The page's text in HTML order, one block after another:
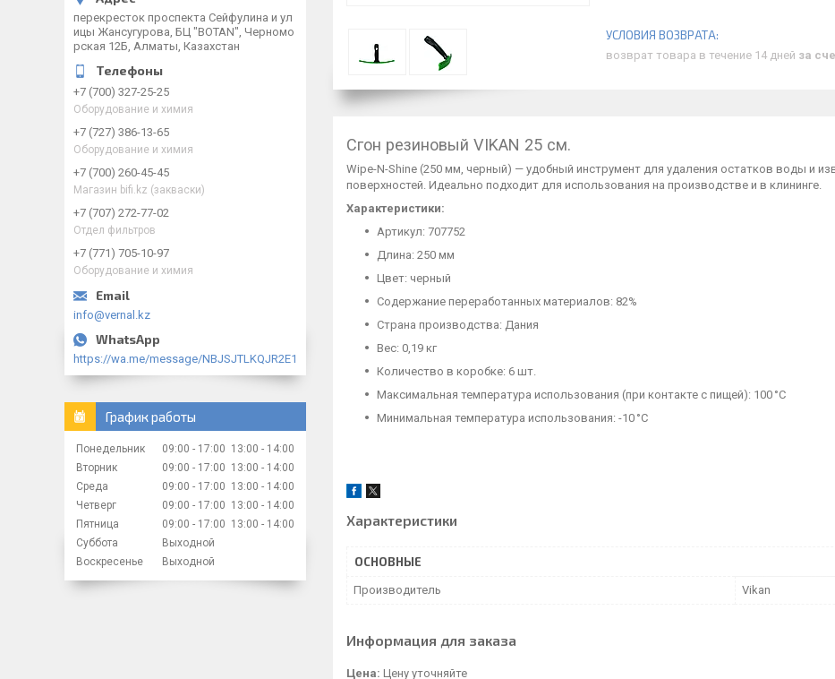
возврат товара в течение 14 дней за
Сгон резиновый VIKAN 25 см.
Wipe-N-Shine (250 мм, черный) — удобный инструмент для удаления остатков воды и
поверхностей. Идеально подходит для использования на производстве и в клининге.
Характеристики:
Артикул: 707752
Длина: 250 мм
Цвет: черный
Содержание переработанных материалов: 82%
Страна производства: Дания
Вес: 0,19 кг
Количество в коробке: 6 шт.
Максимальная температура использования (при контакте с пищей): 100 °C
Минимальная температура использования: -10 °C
Характеристики
ОСНОВНЫЕ
Производитель Vikan
Информация для заказа
Цена: Цену уточняйте
перекресток проспекта Сейфулина и ул
ицы Жансугурова, БЦ "BOTAN", Черномо
рская 12Б, Алматы, Казахстан
+7 (700) 327-25-25
Оборудование и химия
+7 (727) 386-13-65
Оборудование и химия
+7 (700) 260-45-45
Магазин bifi.kz (закваски)
+7 (707) 272-77-02
Отдел фильтров
+7 (771) 705-10-97
Оборудование и химия
info@vernal.kz
https://wa.me/message/NBJSJTLKQJR2E1
График работы
Понедельник 09:00 17:00 13:00
14:00
Вторник
09:00 17:00 13:00
14:00
Среда
09:00 17:00 13:00
14:00
Четверг
09:00 17:00 13:00
14:00
Пятница
09:00 17:00 13:00
14:00
Суббота
Выходной
Воскресенье
Выходной